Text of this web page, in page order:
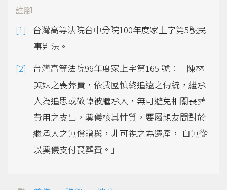
註腳
台灣高等法院台中分院100年度家上字第5號民
事判決。
台灣高等法院96年度家上字第165 號︰「陳林
英妹之喪葬費，依我國慎終追遠之傳統，繼承
人為追思或敬悼被繼承人，無可避免相關喪葬
費用之支出，奠儀核其性質，要屬親友間對於
繼承人之無償贈與，非可視之為遺產， 自無從
以奠儀支付喪葬費。」